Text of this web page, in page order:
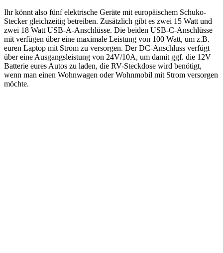
Ihr könnt also fünf elektrische Geräte mit europäischem Schuko-
Stecker gleichzeitig betreiben. Zusätzlich gibt es zwei 15 Watt und
zwei 18 Watt USB-A-Anschlüsse. Die beiden USB-C-Anschlüsse
mit verfügen über eine maximale Leistung von 100 Watt, um z.B.
euren Laptop mit Strom zu versorgen. Der DC-Anschluss verfügt
über eine Ausgangsleistung von 24V/10A, um damit ggf. die 12V
Batterie eures Autos zu laden, die RV-Steckdose wird benötigt,
wenn man einen Wohnwagen oder Wohnmobil mit Strom versorgen
möchte.